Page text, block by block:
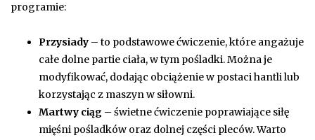
programie:
Przysiady – to podstawowe ćwiczenie, które angażuje
całe dolne partie ciała, w tym pośladki. Można je
modyfikować, dodając obciążenie w postaci hantli lub
korzystając z maszyn w siłowni.
Martwy ciąg – świetne ćwiczenie poprawiające siłę
mięśni pośladków oraz dolnej części pleców. Warto